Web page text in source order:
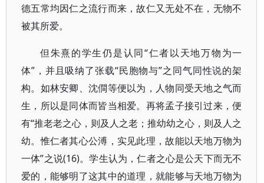
德五常均因仁之流行而来，故仁又无处不在，无物不
被其所爱。
但朱熹的学生仍是认同“仁者以天地万物为一
体”，并且吸纳了张载“民胞物与”之同气同性说的架
构。如林安卿、沈僴等便以为，人物同受天地之气而
生，所以是同体而皆当相爱。再将孟子接引过来，便
有“推老老之心，则及人之老；推幼幼之心，则及人之
幼。惟仁者其心公溥，实见此理，故能以天地万物为
一体”之说(16)。学生认为，仁者之心是公天下而无不
爱的，能够明了这其中的道理，就能够与天地万物为